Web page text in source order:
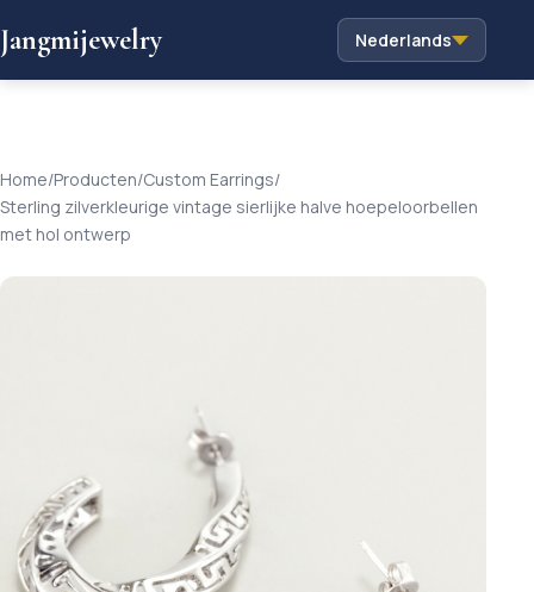
Jangmijewelry Nederlands
Home/Producten/Custom Earrings/
Sterling zilverkleurige vintage sierlijke halve hoepeloorbellen
met hol ontwerp